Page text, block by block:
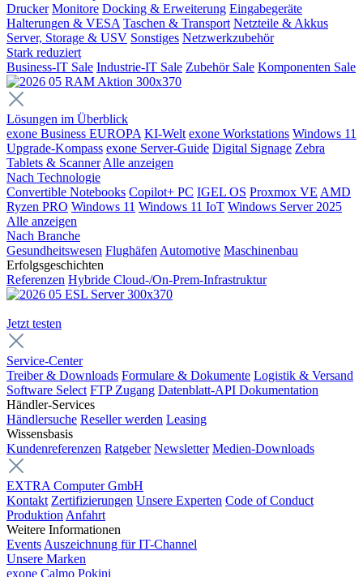
Drucker Monitore Docking & Erweiterung Eingabegeräte
Halterungen & VESA Taschen & Transport Netzteile & Akkus
Server, Storage & USV Sonstiges Netzwerkzubehör
Stark reduziert
Business-IT Sale Industrie-IT Sale Zubehör Sale Komponenten Sale
Lösungen im Überblick
exone Business EUROPA KI-Welt exone Workstations Windows 11
Upgrade-Kompass exone Server-Guide Digital Signage Zebra
Tablets & Scanner Alle anzeigen
Nach Technologie
Convertible Notebooks Copilot+ PC IGEL OS Proxmox VE AMD
Ryzen PRO Windows 11 Windows 11 IoT Windows Server 2025
Alle anzeigen
Nach Branche
Gesundheitswesen Flughäfen Automotive Maschinenbau
Erfolgsgeschichten
Referenzen Hybride Cloud-/On-Prem-Infrastruktur
Jetzt testen
Service-Center
Treiber & Downloads Formulare & Dokumente Logistik & Versand
Software Select FTP Zugang Datenblatt-API Dokumentation
Händler-Services
Händlersuche Reseller werden Leasing
Wissensbasis
Kundenreferenzen Ratgeber Newsletter Medien-Downloads
EXTRA Computer GmbH
Kontakt Zertifizierungen Unsere Experten Code of Conduct
Produktion Anfahrt
Weitere Informationen
Events Auszeichnung für IT-Channel
Unsere Marken
exone Calmo Pokini